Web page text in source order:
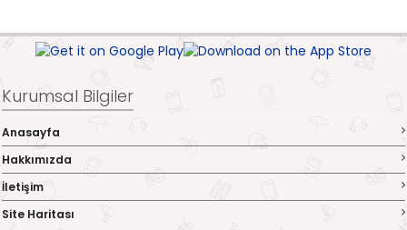
Kurumsal Bilgiler
Anasayfa
Hakkımızda
İletişim
Site Haritası